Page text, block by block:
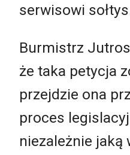
serwisowi
Burmistrz
że taka petycja
przejdzie ona
proces
niezależnie jaką